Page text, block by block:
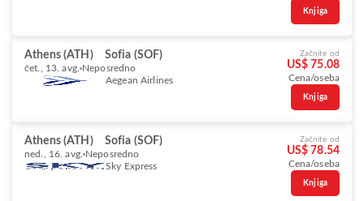
Knjiga
Athens (ATH) Sofia (SOF)
čet., 13. avg. Neposredno
Aegean Airlines
Začnite od
US$ 75.08
Cena/oseba
Knjiga
Athens (ATH) Sofia (SOF)
ned., 16. avg. Neposredno
Sky Express
Začnite od
US$ 78.54
Cena/oseba
Knjiga